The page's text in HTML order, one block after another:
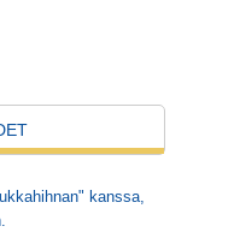
kanssa,